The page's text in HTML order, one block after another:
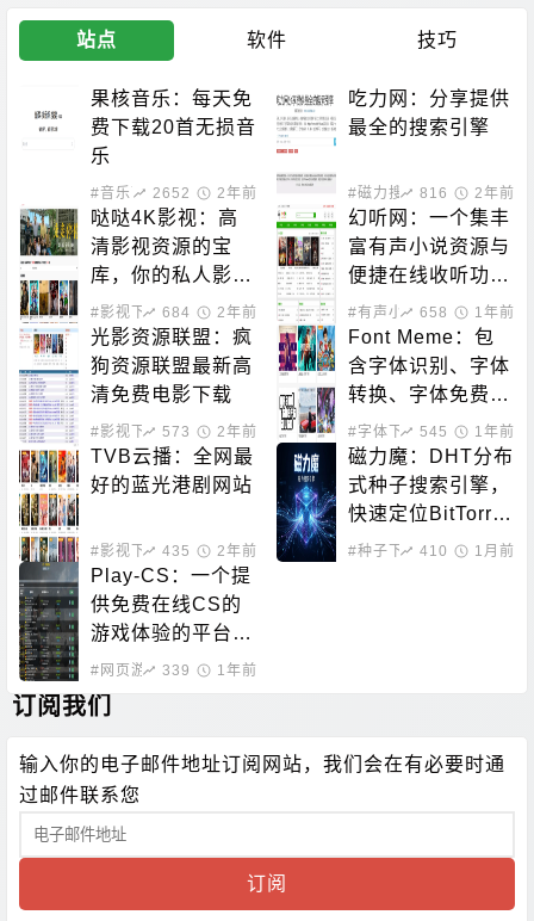
站点 软件 技巧
果核音乐：每天免
费下载20首无损音
乐
#音乐下载2652 2年前
吃力网：分享提供
最全的搜索引擎
#磁力搜索816 2年前
哒哒4K影视：高
清影视资源的宝
库，你的私人影院
新选择！
#影视下载 684 2年前
幻听网：一个集丰
富有声小说资源与
便捷在线收听功能
于一体的平台
#有声小说658 1年前
光影资源联盟：疯
狗资源联盟最新高
清免费电影下载
#影视下载 573 2年前
Font Meme：包
含字体识别、字体
转换、字体免费下
载的站点
#字体下载545 1年前
TVB云播：全网最
好的蓝光港剧网站
#影视下载 #在线影音
435 2年前
磁力魔：DHT分布
式种子搜索引擎，
快速定位BitTorre
nt资源
#种子下载 #磁力搜索
410 1月前
Play-CS：一个提
供免费在线CS的
游戏体验的平台，
无需下载即可畅玩
#网页游戏 339 1年前
订阅我们
输入你的电子邮件地址订阅网站，我们会在有必要时通
过邮件联系您
订阅